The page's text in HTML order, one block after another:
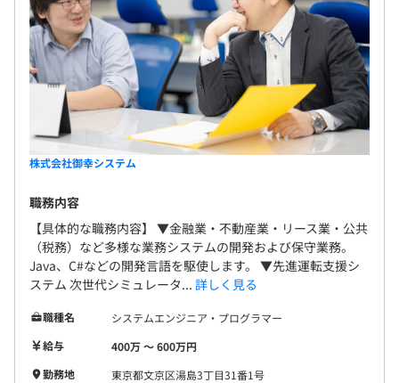
株式会社御幸システム
職務内容
【具体的な職務内容】 ▼金融業・不動産業・リース業・公共
（税務）など多様な業務システムの開発および保守業務。
Java、C#などの開発言語を駆使します。 ▼先進運転支援シ
ステム 次世代シミュレータ... 詳しく見る
職種名
システムエンジニア・プログラマー
給与
400万 〜 600万円
勤務地
東京都文京区湯島3丁目31番1号